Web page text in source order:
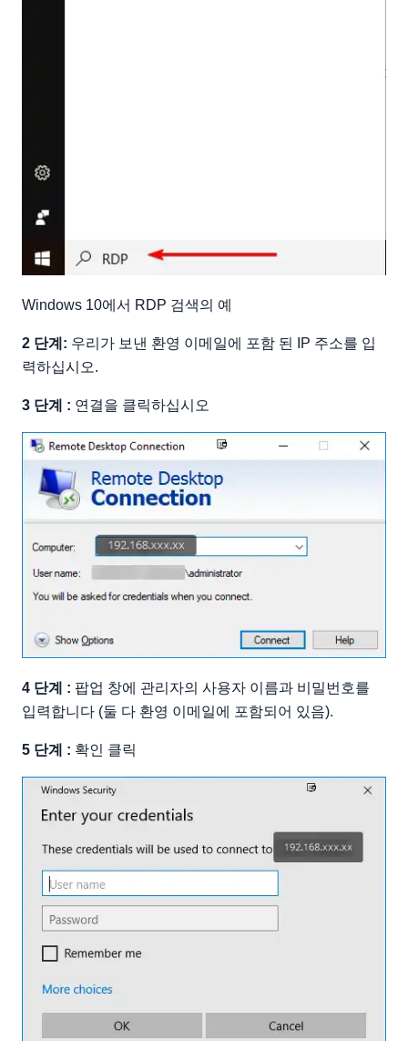
Windows 10에서 RDP 검색의 예
2 단계: 우리가 보낸 환영 이메일에 포함 된 IP 주소를 입
력하십시오.
3 단계 : 연결을 클릭하십시오
4 단계 : 팝업 창에 관리자의 사용자 이름과 비밀번호를
입력합니다 (둘 다 환영 이메일에 포함되어 있음).
5 단계 : 확인 클릭